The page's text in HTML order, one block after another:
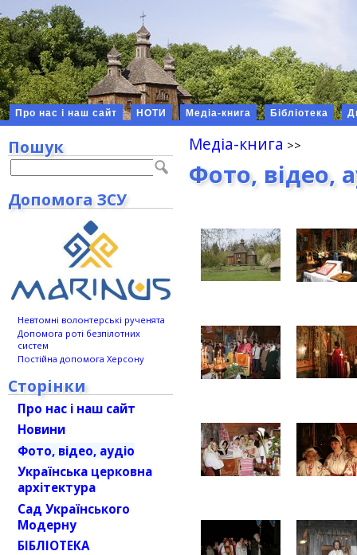
Про нас і наш сайт НОТИ Медіа-книга Бібліотека
Медіа-книга
Фото, відео,
Пошук
Допомога ЗСУ
Невтомні волонтерські рученята
Допомога роті безпілотних
систем
Постійна допомога Херсону
Сторінки
Про нас і наш сайт
Новини
Фото, відео, аудіо
Українська церковна
архітектура
Сад Українського
Модерну
БІБЛІОТЕКА